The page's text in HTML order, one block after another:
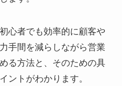
心者でも効率的に顧客や
手間を減らしながら営業
る方法と、そのための具
ントがわかります。